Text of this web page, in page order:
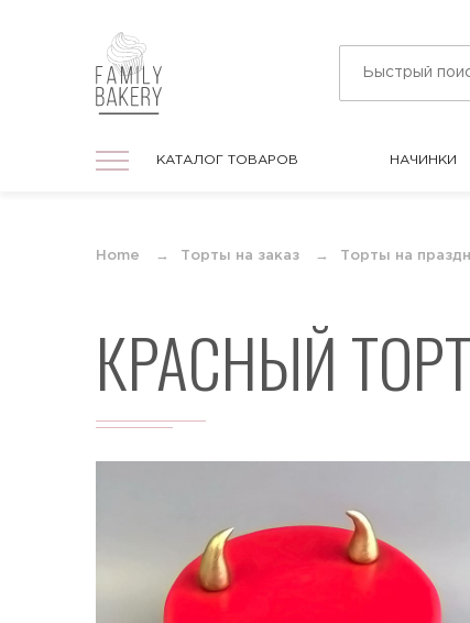
На праздник
На День Рождения
Торты в подарок для мужчин и женщин
Свадебные торты
Огромный выбор свадебных тортов
КАТАЛОГ ТОВАРОВ НАЧИНКИ
Home Торты на заказ Торты на
КРАСНЫЙ